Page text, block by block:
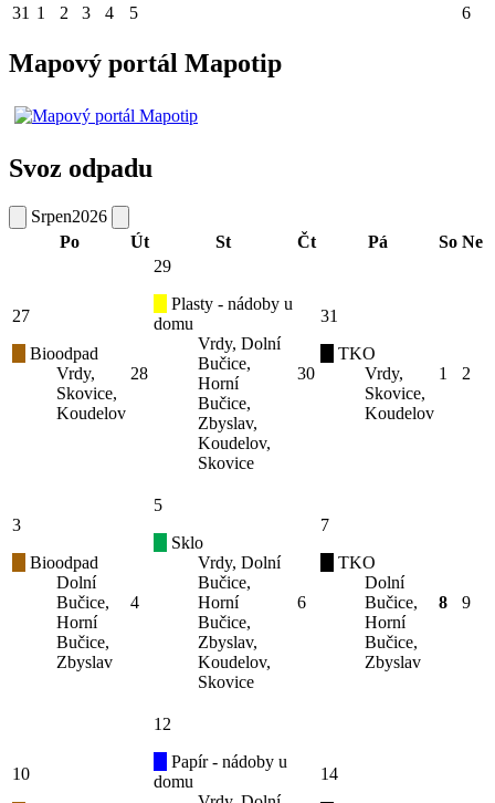
31 1 2 3 4 5 6
Mapový portál Mapotip
Svoz odpadu
Srpen2026
Po
Út St Čt Pá So Ne
27
Bioodpad
Vrdy,
Skovice,
Koudelov
28
29
Plasty - nádoby u
domu
Vrdy, Dolní
Bučice,
Horní
Bučice,
Zbyslav,
Koudelov,
Skovice
30
31
TKO
Vrdy,
Skovice,
Koudelov
1 2
3
Bioodpad
Dolní
Bučice,
Horní
Bučice,
Zbyslav
4
5
Sklo
Vrdy, Dolní
Bučice,
Horní
Bučice,
Zbyslav,
Koudelov,
Skovice
6
7
TKO
Dolní
Bučice,
Horní
Bučice,
Zbyslav
8 9
10
12
Papír - nádoby u
domu
14